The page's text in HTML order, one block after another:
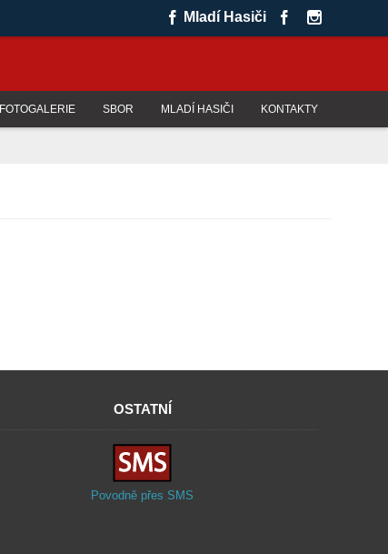
Mladí Hasiči
KONTAKTY
MLADÍ HASIČI
SBOR
FOTOGALERIE
OSTATNÍ
Povodně přes SMS